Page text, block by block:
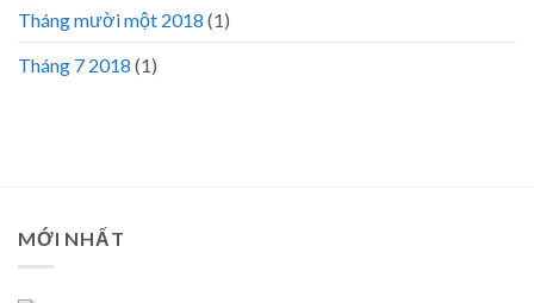
Tháng mười một 2018 (1)
Tháng 7 2018 (1)
MỚI NHẤT